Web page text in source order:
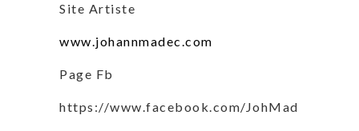
Site Artiste
www.johannmadec.com
Page Fb
https://www.facebook.com/JohMadPaint/